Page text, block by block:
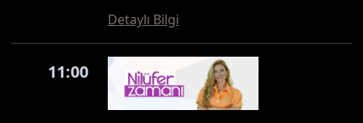
Detaylı Bilgi
11:00